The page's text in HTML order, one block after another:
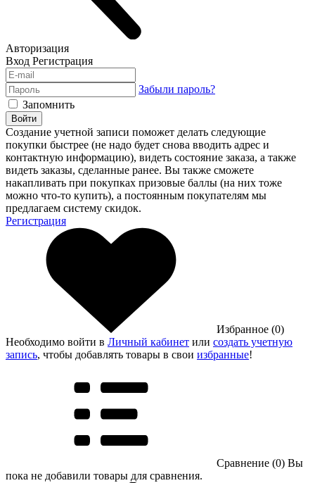
Авторизация
Вход Регистрация
Забыли пароль?
Запомнить
Войти
Создание учетной записи поможет делать следующие
покупки быстрее (не надо будет снова вводить адрес и
контактную информацию), видеть состояние заказа, а также
видеть заказы, сделанные ранее. Вы также сможете
накапливать при покупках призовые баллы (на них тоже
можно что-то купить), а постоянным покупателям мы
предлагаем систему скидок.
Регистрация
Избранное (0)
Необходимо войти в Личный кабинет или создать учетную
запись, чтобы добавлять товары в свои избранные!
Сравнение (0) Вы
пока не добавили товары для сравнения.